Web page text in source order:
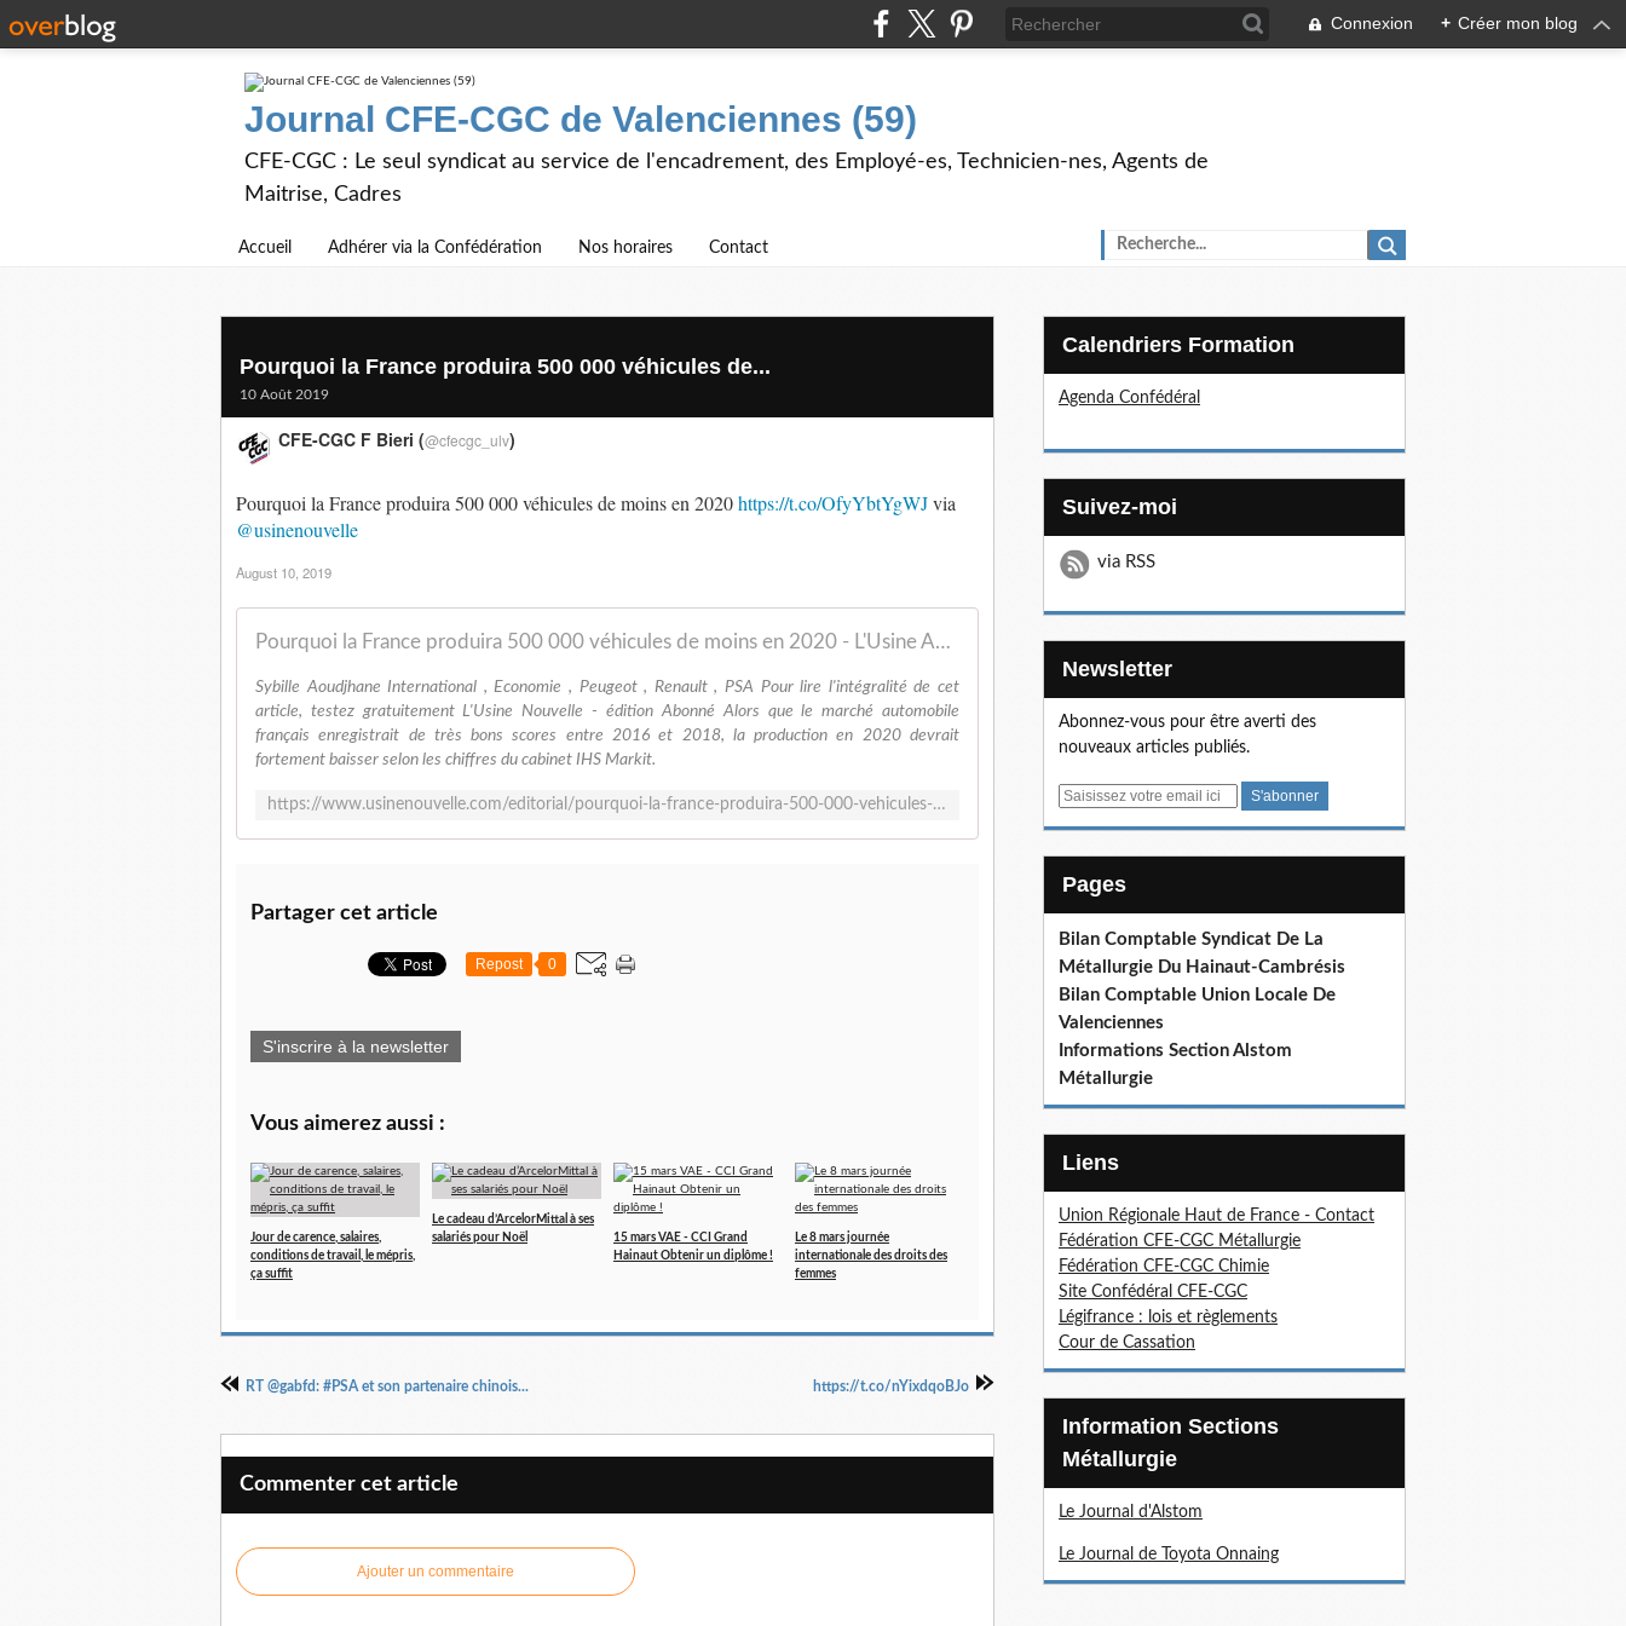
Connexion + Créer mon blog
Journal CFE-CGC de Valenciennes (59)
CFE-CGC : Le seul syndicat au service de l'encadrement, des Employé-es, Technicien-nes, Agents de
Maitrise, Cadres
Accueil Adhérer via la Confédération Nos horaires Contact
Pourquoi la France produira 500 000 véhicules de...
10 Août 2019
Pourquoi la France produira 500 000 véhicules de moins en 2020https://t.co/OfyYbtYgWJvia
@usinenouvelle
CFE-CGC F Bieri (@cfecgc_ulv)
August 10, 2019
Pourquoi la France produira 500 000 véhicules de moins en 2020 - L'Usine Auto
Sybille Aoudjhane International , Economie , Peugeot , Renault , PSA Pour lire l'intégralité de cet
article, testez gratuitement L'Usine Nouvelle - édition Abonné Alors que le marché automobile
français enregistrait de très bons scores entre 2016 et 2018, la production en 2020 devrait
fortement baisser selon les chiffres du cabinet IHS Markit.
https://www.usinenouvelle.com/editorial/pourquoi-la-france-produira-500-000-vehicules-de-moins-en-2020.N873420
Partager cet article
Repost 0
S'inscrire à la newsletter
Vous aimerez aussi :
Jour de carence, salaires,
conditions de travail, le mépris,
ça suffit
Le cadeau d’ArcelorMittal à ses
salariés pour Noël
15 mars VAE - CCI Grand
Hainaut Obtenir un diplôme !
Le 8 mars journée
internationale des droits des
femmes
RT @gabfd: #PSA et son partenaire chinois... https://t.co/nYixdqoBJo
Commenter cet article
Ajouter un commentaire
Calendriers Formation
Agenda Confédéral
Suivez-moi
via RSS
Newsletter
Abonnez-vous pour être averti des
nouveaux articles publiés.
E
Pages
Bilan Comptable Syndicat De La
Métallurgie Du Hainaut-Cambrésis
Bilan Comptable Union Locale De
Valenciennes
Informations Section Alstom
Métallurgie
Liens
Union Régionale Haut de France - Contact
Fédération CFE-CGC Métallurgie
Fédération CFE-CGC Chimie
Site Confédéral CFE-CGC
Légifrance : lois et règlements
Cour de Cassation
Information Sections
Métallurgie
Le Journal d'Alstom
Le Journal de Toyota Onnaing